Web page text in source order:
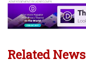
Related News